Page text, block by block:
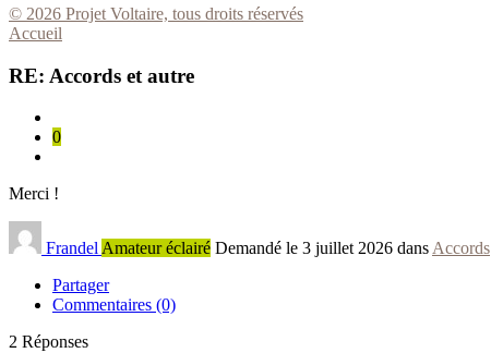
© 2026 Projet Voltaire, tous droits réservés
Accueil
RE: Accords et autre
0
Merci !
Frandel Amateur éclairé Demandé le 3 juillet 2026 dans Accords
Partager
Commentaires (0)
2 Réponses